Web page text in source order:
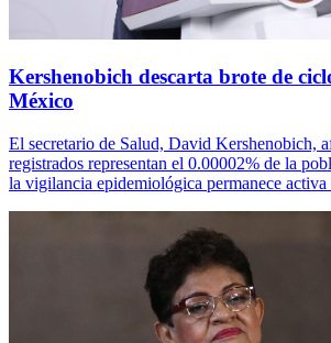
Kershenobich descarta brote de
México
El secretario de Salud, David Kershenobich,
registrados representan el 0.00002% de la
la vigilancia epidemiológica permanece activa